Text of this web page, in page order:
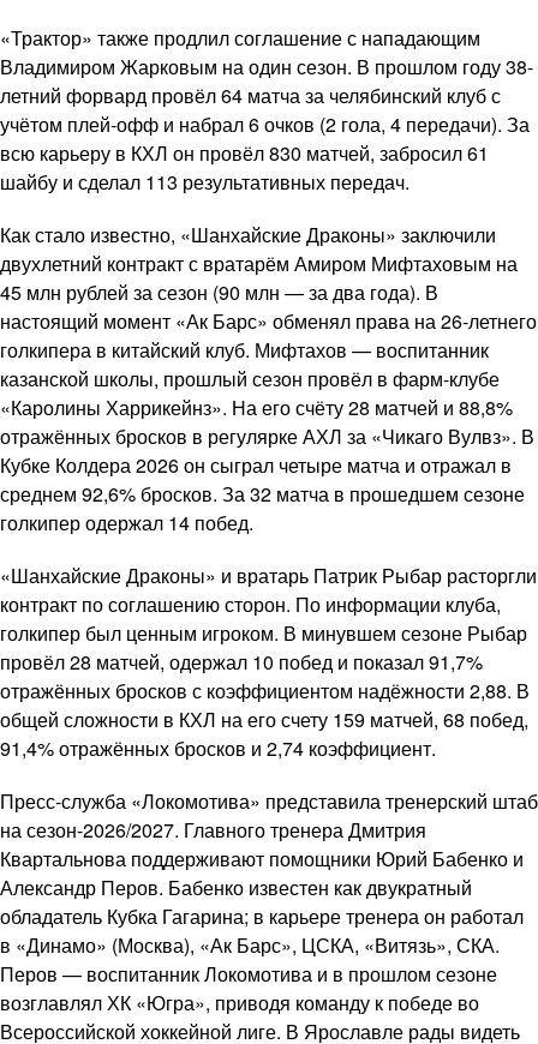
«Трактор» также продлил соглашение с нападающим
Владимиром Жарковым на один сезон. В прошлом году 38-
летний форвард провёл 64 матча за челябинский клуб с
учётом плей-офф и набрал 6 очков (2 гола, 4 передачи). За
всю карьеру в КХЛ он провёл 830 матчей, забросил 61
шайбу и сделал 113 результативных передач.
Как стало известно, «Шанхайские Драконы» заключили
двухлетний контракт с вратарём Амиром Мифтаховым на
45 млн рублей за сезон (90 млн — за два года). В
настоящий момент «Ак Барс» обменял права на 26-летнего
голкипера в китайский клуб. Мифтахов — воспитанник
казанской школы, прошлый сезон провёл в фарм-клубе
«Каролины Харрикейнз». На его счёту 28 матчей и 88,8%
отражённых бросков в регулярке АХЛ за «Чикаго Вулвз». В
Кубке Колдера 2026 он сыграл четыре матча и отражал в
среднем 92,6% бросков. За 32 матча в прошедшем сезоне
голкипер одержал 14 побед.
«Шанхайские Драконы» и вратарь Патрик Рыбар расторгли
контракт по соглашению сторон. По информации клуба,
голкипер был ценным игроком. В минувшем сезоне Рыбар
провёл 28 матчей, одержал 10 побед и показал 91,7%
отражённых бросков с коэффициентом надёжности 2,88. В
общей сложности в КХЛ на его счету 159 матчей, 68 побед,
91,4% отражённых бросков и 2,74 коэффициент.
Пресс-служба «Локомотива» представила тренерский штаб
на сезон-2026/2027. Главного тренера Дмитрия
Квартальнова поддерживают помощники Юрий Бабенко и
Александр Перов. Бабенко известен как двукратный
обладатель Кубка Гагарина; в карьере тренера он работал
в «Динамо» (Москва), «Ак Барс», ЦСКА, «Витязь», СКА.
Перов — воспитанник Локомотива и в прошлом сезоне
возглавлял ХК «Югра», приводя команду к победе во
Всероссийской хоккейной лиге. В Ярославле рады видеть